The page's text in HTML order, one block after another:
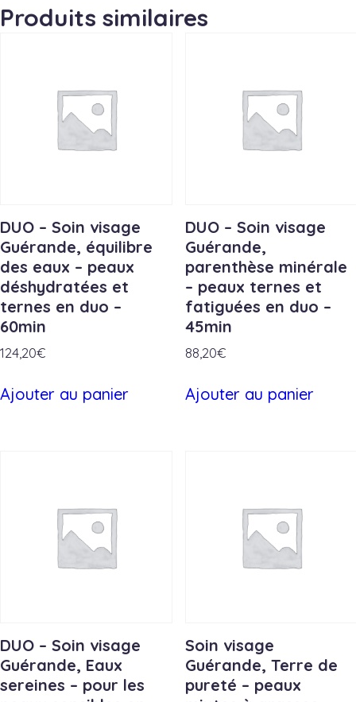
visage
Guérande,
-
1h30
Produits similaires
DUO – Soin visage
Guérande, équilibre
des eaux – peaux
déshydratées et
ternes en duo –
60min
124,20€
Ajouter au panier
DUO – Soin visage
Guérande,
parenthèse minérale
– peaux ternes et
fatiguées en duo –
45min
88,20€
Ajouter au panier
DUO – Soin visage
Guérande, Eaux
sereines – pour les
Soin visage
Guérande, Terre de
pureté – peaux